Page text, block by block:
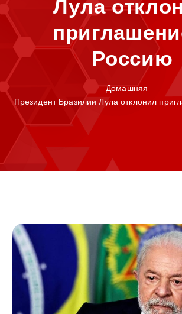
Лула
Россию
Домашняя
Президент Бразилии Лула отклонил